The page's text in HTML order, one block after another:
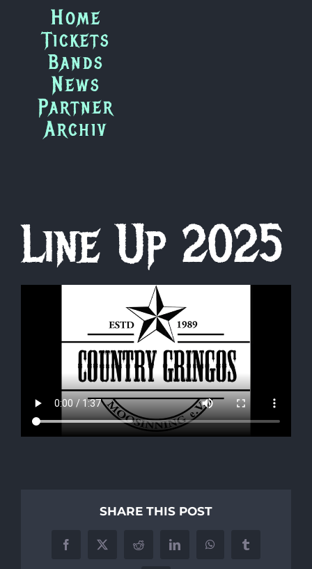
Home
Tickets
Bands
News
Partner
Archiv
Line Up 2025
SHARE THIS POST
Facebook
X Reddit LinkedInWhatsAppTumblr